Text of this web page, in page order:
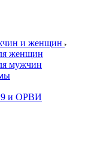
и женщин
женщин
мужчин
и ОРВИ